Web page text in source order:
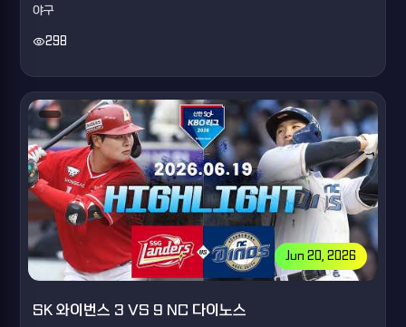
야구
visibility298
Jun 20, 2026
SK 와이번스 3 VS 9 NC 다이노스